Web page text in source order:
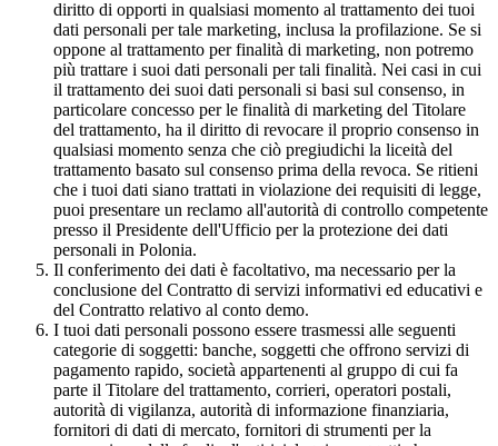
diritto di opporti in qualsiasi momento al trattamento dei tuoi
dati personali per tale marketing, inclusa la profilazione. Se si
oppone al trattamento per finalità di marketing, non potremo
più trattare i suoi dati personali per tali finalità. Nei casi in cui
il trattamento dei suoi dati personali si basi sul consenso, in
particolare concesso per le finalità di marketing del Titolare
del trattamento, ha il diritto di revocare il proprio consenso in
qualsiasi momento senza che ciò pregiudichi la liceità del
trattamento basato sul consenso prima della revoca. Se ritieni
che i tuoi dati siano trattati in violazione dei requisiti di legge,
puoi presentare un reclamo all'autorità di controllo competente
presso il Presidente dell'Ufficio per la protezione dei dati
personali in Polonia.
Il conferimento dei dati è facoltativo, ma necessario per la
conclusione del Contratto di servizi informativi ed educativi e
del Contratto relativo al conto demo.
I tuoi dati personali possono essere trasmessi alle seguenti
categorie di soggetti: banche, soggetti che offrono servizi di
pagamento rapido, società appartenenti al gruppo di cui fa
parte il Titolare del trattamento, corrieri, operatori postali,
autorità di vigilanza, autorità di informazione finanziaria,
fornitori di dati di mercato, fornitori di strumenti per la